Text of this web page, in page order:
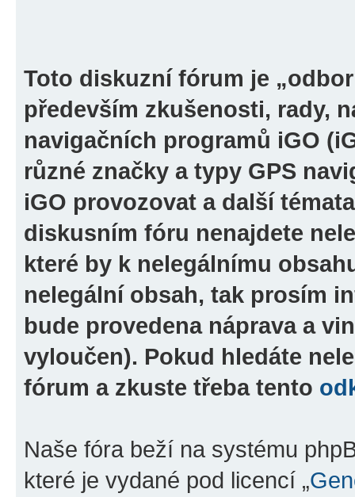
Toto diskuzní fórum je
především zkušenosti, rady,
navigačních programů iGO
různé značky a typy GPS
iGO provozovat a další
diskusním fóru nenajdete
které by k nelegálnímu
nelegální obsah, tak prosím
bude provedena náprava a
vyloučen). Pokud hledáte
fórum a zkuste třeba tento
Naše fóra beží na systému
které je vydané pod licencí „